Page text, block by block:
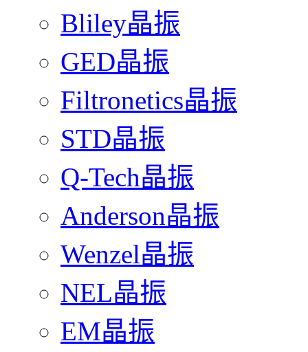
Bliley晶振
GED晶振
Filtronetics晶振
STD晶振
Q-Tech晶振
Anderson晶振
Wenzel晶振
NEL晶振
EM晶振